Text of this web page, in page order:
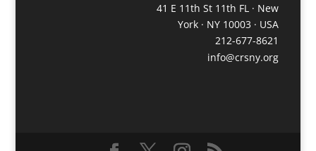
41 E 11th St 11th FL · New
York · NY 10003 · USA
212-677-8621
info@crsny.org